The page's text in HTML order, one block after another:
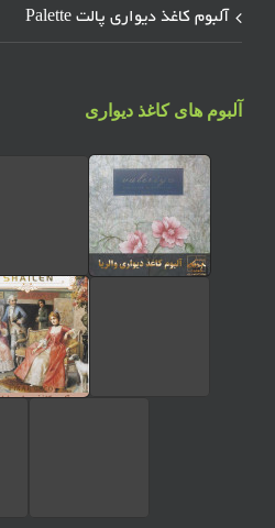
آلبوم کاغذ دیواری پالت Palette
آلبوم های کاغذ دیواری